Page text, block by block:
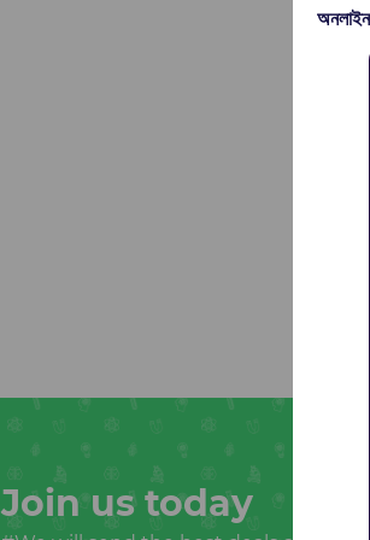
Join us today